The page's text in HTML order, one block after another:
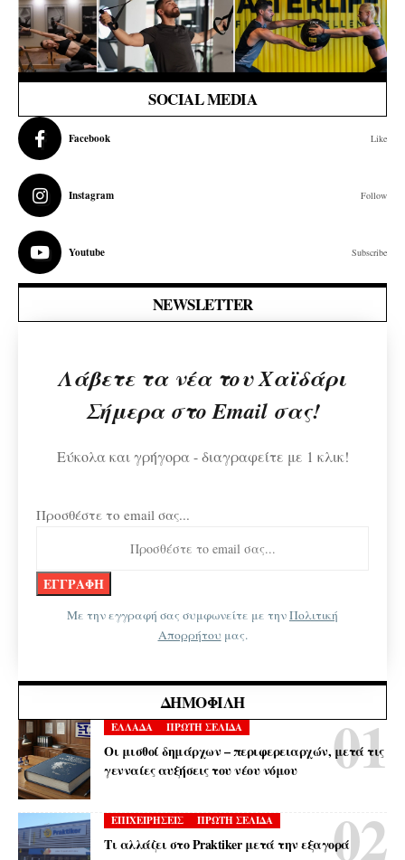
SOCIAL MEDIA
Facebook Like
Instagram Follow
Youtube Subscribe
NEWSLETTER
Λάβετε τα νέα του Χαϊδάρι
Σήμερα στο Email σας!
Εύκολα και γρήγορα - διαγραφείτε με 1 κλικ!
Προσθέστε το email σας...
Με την εγγραφή σας συμφωνείτε με τηνΠολιτική
Απορρήτου μας.
ΔΗΜΟΦΙΛΉ
ΕΛΛΑΔΑ ΠΡΩΤΗ ΣΕΛΙΔΑ
Οι μισθοί δημάρχων – περιφερειαρχών, μετά τις
γενναίες αυξήσεις του νέου νόμου
ΕΠΙΧΕΙΡΗΣΕΙΣ ΠΡΩΤΗ ΣΕΛΙΔΑ
Τι αλλάζει στο Praktiker μετά την εξαγορά